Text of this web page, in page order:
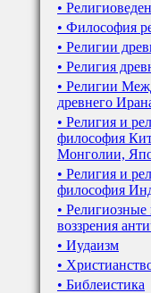
•
• Философия
• Религии
• Религия
• Религии
древнего
• Религия и
философия
Монголии,
• Религия и
философия
•
воззрения
• Иудаизм
•
• Библеистика